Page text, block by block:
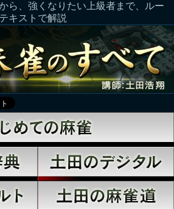
ら、強くなりたい上級者まで、ルー
キストで解説